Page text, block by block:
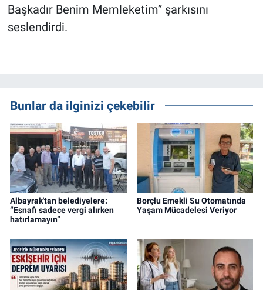
Başkadır Benim Memleketim” şarkısını
seslendirdi.
Bunlar da ilginizi çekebilir
Albayrak'tan belediyelere:
“Esnafı sadece vergi alırken
hatırlamayın”
Borçlu Emekli Su Otomatında
Yaşam Mücadelesi Veriyor